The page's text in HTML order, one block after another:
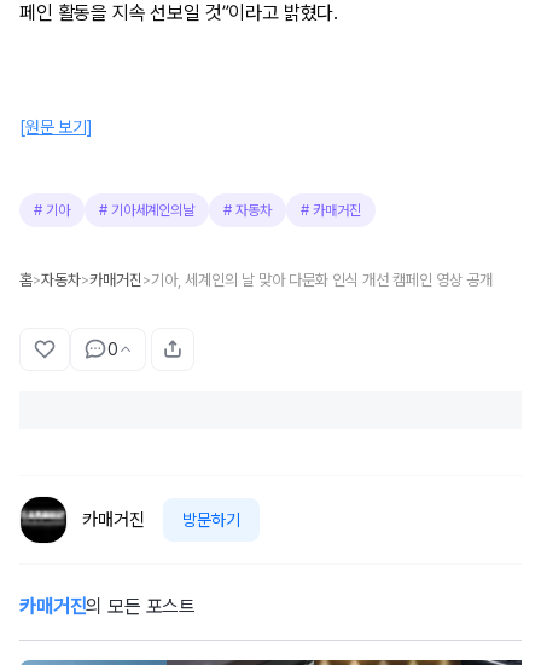
페인 활동을 지속 선보일 것”이라고 밝혔다.
[원문 보기]
# 기아 # 기아세계인의날 #자동차 # 카매거진
홈>자동차>카매거진 >기아, 세계인의 날 맞아 다문화 인식 개선 캠페인 영상 공개
0
카매거진 방문하기
카매거진의 모든 포스트